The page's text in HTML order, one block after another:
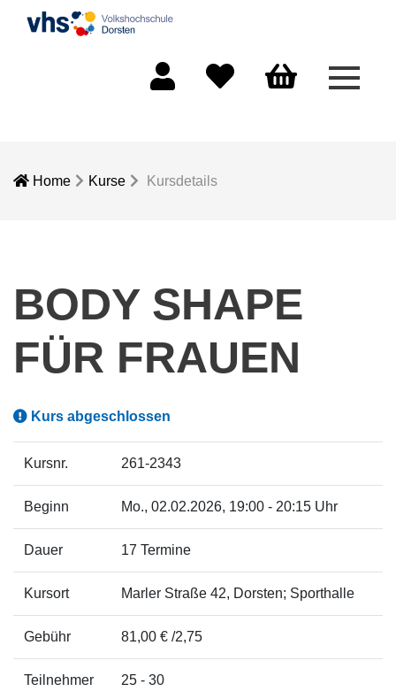
Menü
Home Kurse Kursdetails
BODY SHAPE
FÜR FRAUEN
Kurs abgeschlossen
Kursnr. 261-2343
Beginn Mo., 02.02.2026, 19:00 - 20:15 Uhr
Dauer 17 Termine
Kursort Marler Straße 42, Dorsten; Sporthalle
Gebühr 81,00 € /2,75
Teilnehmer 25 - 30